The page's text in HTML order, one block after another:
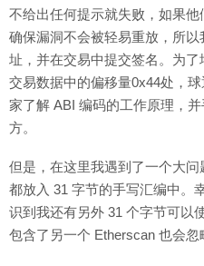
不给出任何提示就失败，如果
确保漏洞不会被轻易重放，所
址，并在交易中提交签名。为
交易数据中的偏移量0x44处，
家了解 ABI 编码的工作原理，
方。
但是，在这里我遇到了一个大
都放入 31 字节的手写汇编中。
识到我还有另外 31 个字节可以
包含了另一个 Etherscan 也会忽